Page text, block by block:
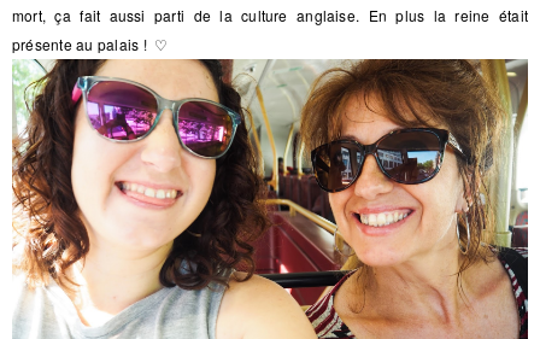
mort, ça fait aussi parti de la culture anglaise. En plus la reine était
présente au palais !♡